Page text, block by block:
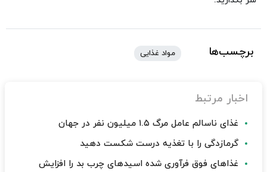
برچسب‌ها مواد غذایی
اخبار مرتبط
غذای ناسالم عامل مرگ ۱.۵ میلیون نفر در جهان
گرمازدگی را با تغذیه درست شکست دهید
غذاهای فوق فرآوری شده اسیدهای چرب بد را افزایش